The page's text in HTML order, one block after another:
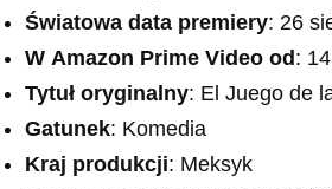
Światowa data premiery: 26
W Amazon Prime Video od:
Tytuł oryginalny: El Juego de
Gatunek: Komedia
Kraj produkcji: Meksyk